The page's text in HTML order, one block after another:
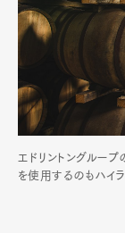
エドリントングルー
を使用するのもハ